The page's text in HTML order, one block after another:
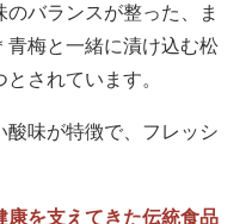
バランスが整った、ま
青梅と一緒に漬け込む松
されています。
酸味が特徴で、フレッシ
康を支えてきた伝統食品